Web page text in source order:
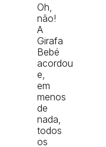
Oh,
não!
A
Girafa
Bebé
acordou
e,
em
menos
de
nada,
todos
os